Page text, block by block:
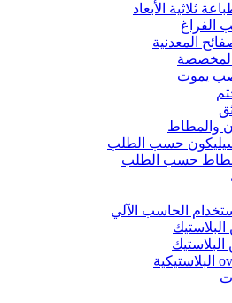
ثلاثية الأبعاد
الفراغ
المعدنية
المخصصة
يموت
والمطاط
حسب الطلب
حسب الطلب
الحاسب الآلي